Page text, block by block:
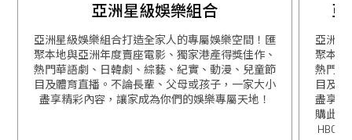
亞洲星級娛樂組合
亞洲星級娛樂組合打造全家人的專屬娛樂空間！匯
聚本地與亞洲年度賣座電影、獨家港產得獎佳作、
熱門華語劇、日韓劇、綜藝、紀實、動漫、兒童節
目及體育直播。不論長輩、父母或孩子，一家大小
盡享精彩內容，讓家成為你們的娛樂專屬天地！
亞
亞洲星
聚本地
熱門華
目及
盡享精
購此組
HBO